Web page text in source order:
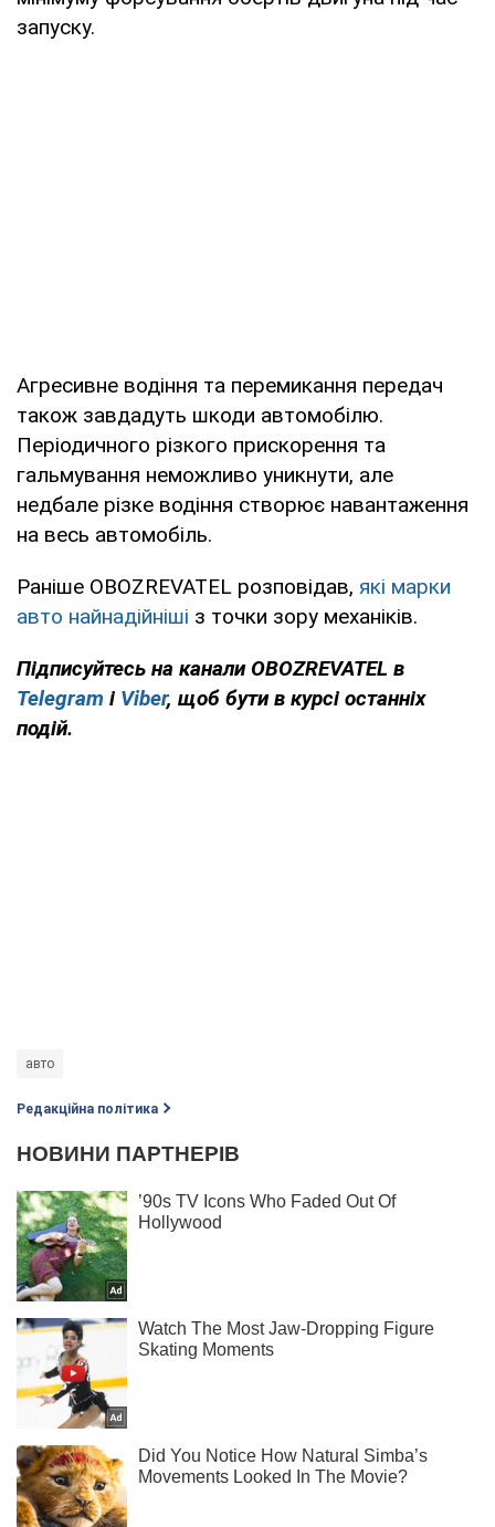
запуску.
Агресивне водіння та перемикання передач
також завдадуть шкоди автомобілю.
Періодичного різкого прискорення та
гальмування неможливо уникнути, але
недбале різке водіння створює навантаження
на весь автомобіль.
Раніше OBOZREVATEL розповідав, які марки
авто найнадійніші з точки зору механіків.
Підписуйтесь на канали OBOZREVATEL в
Telegram і Viber, щоб бути в курсі останніх
подій.
авто
Редакційна політика